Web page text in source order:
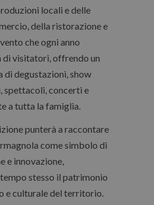
locali e delle
della ristorazione e
che ogni anno
di visitatori, offrendo un
di degustazioni, show
spettacoli, concerti e
a tutta la famiglia.
punterà a raccontare
come simbolo di
e innovazione,
stesso il patrimonio
e culturale del territorio.